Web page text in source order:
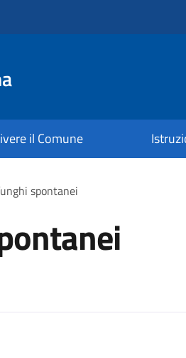
il Comune
spontanei